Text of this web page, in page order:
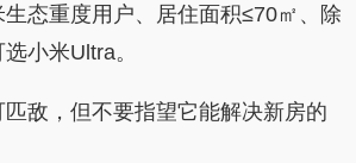
态重度用户、居住面积≤70㎡、除
小米Ultra。
敌，但不要指望它能解决新房的